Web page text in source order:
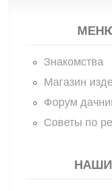
Знакомства
Магазин
Форум
Советы по